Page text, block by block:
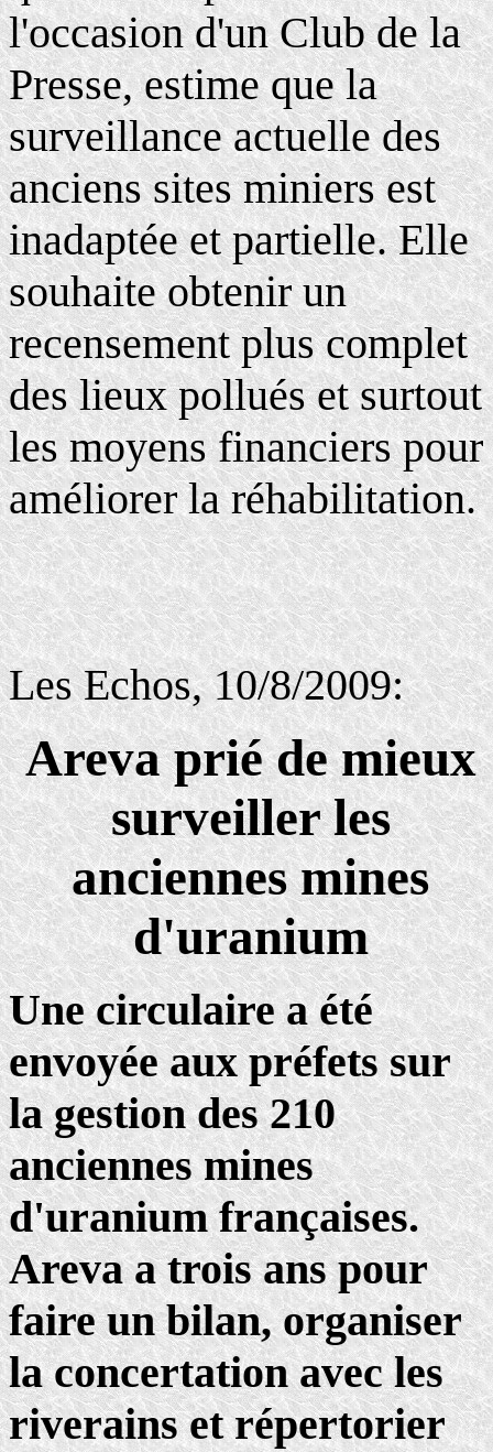
l'occasion d'un Club de la
Presse, estime que la
surveillance actuelle des
anciens sites miniers est
inadaptée et partielle. Elle
souhaite obtenir un
recensement plus complet
des lieux pollués et surtout
les moyens financiers pour
améliorer la réhabilitation.
Les Echos, 10/8/2009:
Areva prié de mieux
surveiller les
anciennes mines
d'uranium
Une circulaire a été
envoyée aux préfets sur
la gestion des 210
anciennes mines
d'uranium françaises.
Areva a trois ans pour
faire un bilan, organiser
la concertation avec les
riverains et répertorier